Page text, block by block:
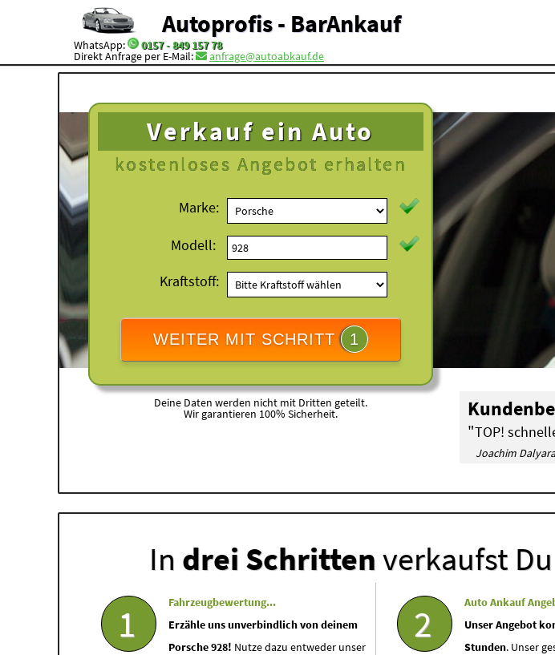
Autoprofis - BarAnkauf
WhatsApp: 0157 - 849 157 78
Direkt Anfrage per E-Mail: anfrage@autoabkauf.de
Verkauf ein Auto
kostenloses Angebot erhalten
Marke:
Modell:
Kraftstoff:
WEITER MIT SCHRITT 1
Deine Daten werden nicht mit Dritten geteilt.
Wir garantieren 100% Sicherheit.
"TOP!
Joachim
In drei Schrittenverkaufst
1
Fahrzeugbewertung...
Erzähle uns unverbindlich von deinem
Porsche 928! Nutze dazu entweder unser
2
Auto Ankauf
Unser Angebot
Stunden. Unser